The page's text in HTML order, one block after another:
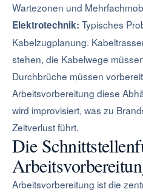
Wartezonen und
Elektrotechnik: Typisches
Kabelzugplanung.
stehen, die Kabelwege
Durchbrüche müssen
Arbeitsvorbereitung diese
wird improvisiert, was zu
Zeitverlust führt.
Die
Arbeitsvorbereitung ist die